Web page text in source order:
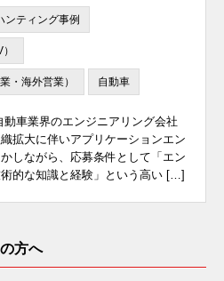
ンティング事例
・海外営業） 自動車
車業界のエンジニアリング会社
拡大に伴いアプリケーションエン
しながら、応募条件として「エン
的な知識と経験」という高い […]
方へ